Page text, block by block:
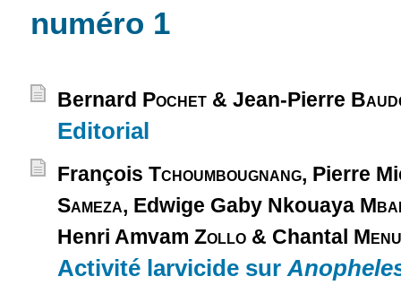
numéro 1
Bernard Pochet & Jean-Pierre
Editorial
François Tchoumbougnang, Pierre
Sameza, Edwige Gaby Nkouaya
Henri Amvam Zollo & Chantal
Activité larvicide sur